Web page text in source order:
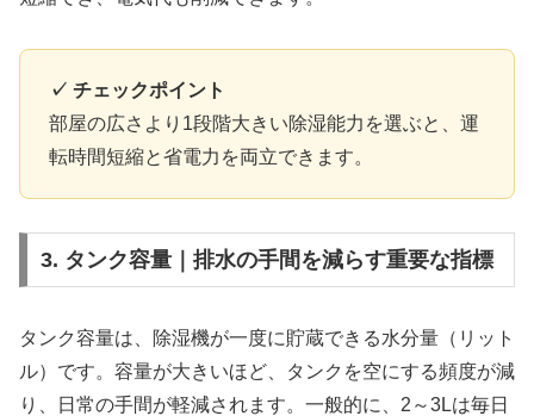
✓ チェックポイント
部屋の広さより1段階大きい除湿能力を選ぶと、運
転時間短縮と省電力を両立できます。
3. タンク容量｜排水の手間を減らす重要な指標
タンク容量は、除湿機が一度に貯蔵できる水分量（リット
ル）です。容量が大きいほど、タンクを空にする頻度が減
り、日常の手間が軽減されます。一般的に、2～3Lは毎日